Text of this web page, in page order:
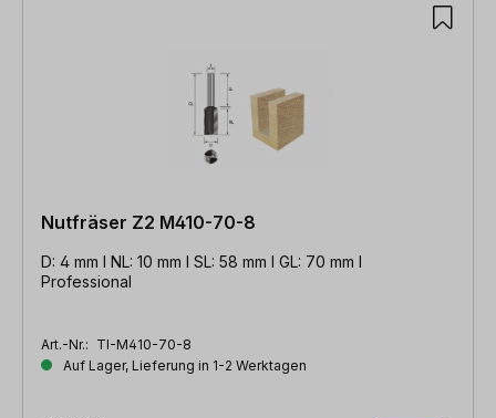
Nutfräser Z2 M410-70-8
D: 4 mm l NL: 10 mm l SL: 58 mm l GL: 70 mm l
Professional
Art.-Nr.: TI-M410-70-8
Auf Lager, Lieferung in 1-2 Werktagen